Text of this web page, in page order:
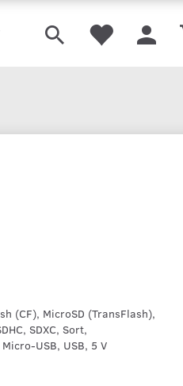
(CF), MicroSD (TransFlash),
SDXC, Sort,
USB, USB, 5 V